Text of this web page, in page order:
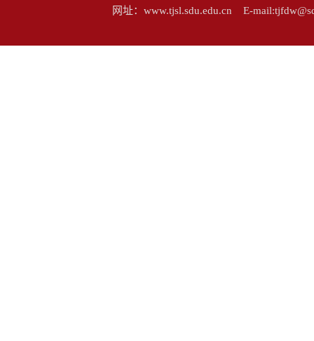
网址：www.tjsl.sdu.edu.cn E-